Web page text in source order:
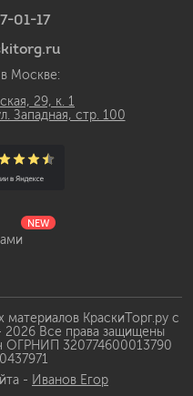
01-17
Москве:
29, к. 1
Западная, стр. 100
NEW
материалов КраскиТорг.ру с
Все права защищены
ОГРНИП 320774600013790
- Иванов Егор